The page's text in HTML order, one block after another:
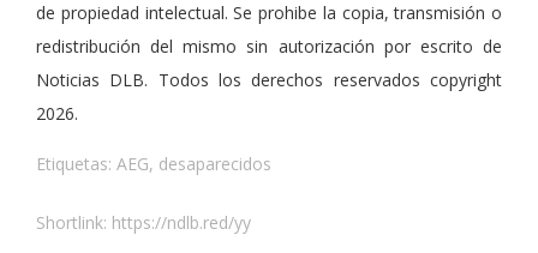
de propiedad intelectual. Se prohibe la copia, transmisión o
redistribución del mismo sin autorización por escrito de
Noticias DLB. Todos los derechos reservados copyright
2026.
Etiquetas: AEG, desaparecidos
Shortlink: https://ndlb.red/yy